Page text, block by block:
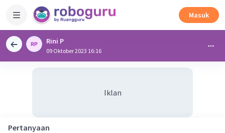
Masuk
Rini P
09 Oktober 2023 16:16
Iklan
Pertanyaan